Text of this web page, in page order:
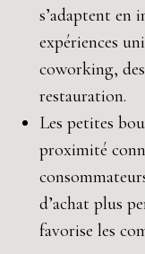
s’adaptent en
expériences
coworking,
restauration.
Les petites
proximité
d’achat plus
favorise les